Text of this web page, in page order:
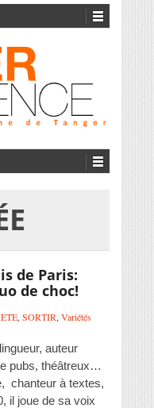
de Paris:
de choc!
, SORTIR, Variétés
auteur
pubs, théâtreux…
chanteur à textes,
il joue de sa voix